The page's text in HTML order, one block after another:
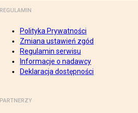
REGULAMIN
Polityka Prywatności
Zmiana ustawień zgód
Regulamin serwisu
Informacje o nadawcy
Deklaracja dostępności
PARTNERZY